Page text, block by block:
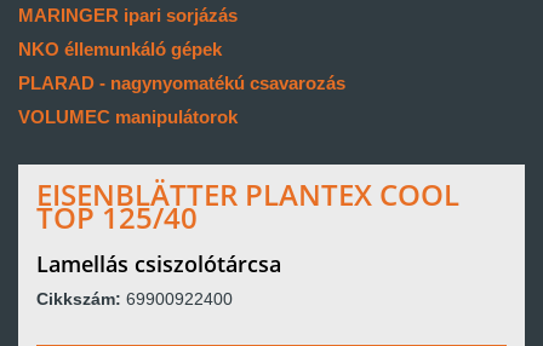
MARINGER ipari sorjázás
NKO éllemunkáló gépek
PLARAD - nagynyomatékú csavarozás
VOLUMEC manipulátorok
EISENBLÄTTER PLANTEX COOL
TOP 125/40
Lamellás csiszolótárcsa
Cikkszám: 69900922400